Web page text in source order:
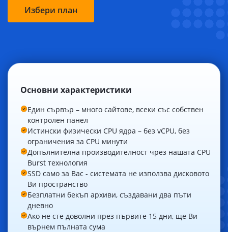
Избери план
Основни характеристики
Един сървър – много сайтове, всеки със собствен
контролен панел
Истински физически CPU ядра – без vCPU, без
ограничения за CPU минути
Допълнителна производителност чрез нашата CPU
Burst технология
SSD само за Вас - системата не използва дисковото
Ви пространство
Безплатни бекъп архиви, създавани два пъти
дневно
Ако не сте доволни през първите 15 дни, ще Ви
върнем пълната сума